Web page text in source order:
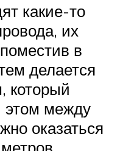
какие-то
их
в
делается
который
этом между
оказаться